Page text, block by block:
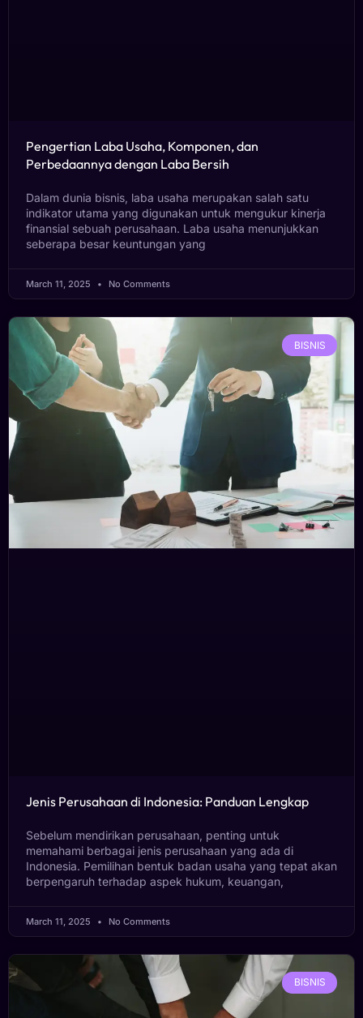
Pengertian Laba Usaha, Komponen, dan
Perbedaannya dengan Laba Bersih
Dalam dunia bisnis, laba usaha merupakan salah satu
indikator utama yang digunakan untuk mengukur kinerja
finansial sebuah perusahaan. Laba usaha menunjukkan
seberapa besar keuntungan yang
March 11, 2025 No Comments
BISNIS
Jenis Perusahaan di Indonesia: Panduan Lengkap
Sebelum mendirikan perusahaan, penting untuk
memahami berbagai jenis perusahaan yang ada di
Indonesia. Pemilihan bentuk badan usaha yang tepat akan
berpengaruh terhadap aspek hukum, keuangan,
March 11, 2025 No Comments
BISNIS